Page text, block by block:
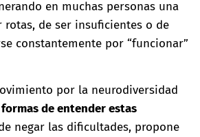
en muchas personas una
rotas, de ser insuficientes o de
constantemente por “funcionar”
por la neurodiversidad
de entender estas
negar las dificultades, propone